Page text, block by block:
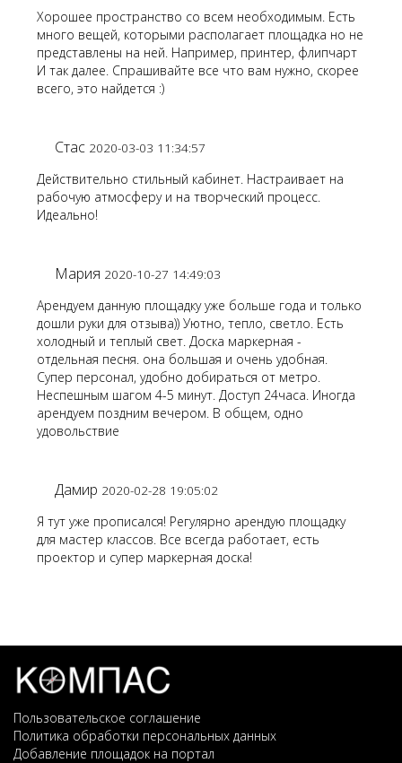
Хорошее пространство со всем необходимым. Есть
много вещей, которыми располагает площадка но не
представлены на ней. Например, принтер, флипчарт
И так далее. Спрашивайте все что вам нужно, скорее
всего, это найдется :)
Стас 2020-03-03 11:34:57
Действительно стильный кабинет. Настраивает на
рабочую атмосферу и на творческий процесс.
Идеально!
Мария 2020-10-27 14:49:03
Арендуем данную площадку уже больше года и только
дошли руки для отзыва)) Уютно, тепло, светло. Есть
холодный и теплый свет. Доска маркерная -
отдельная песня. она большая и очень удобная.
Супер персонал, удобно добираться от метро.
Неспешным шагом 4-5 минут. Доступ 24часа. Иногда
арендуем поздним вечером. В общем, одно
удовольствие
Дамир 2020-02-28 19:05:02
Я тут уже прописался! Регулярно арендую площадку
для мастер классов. Все всегда работает, есть
проектор и супер маркерная доска!
Пользовательское соглашение
Политика обработки персональных данных
Добавление площадок на портал